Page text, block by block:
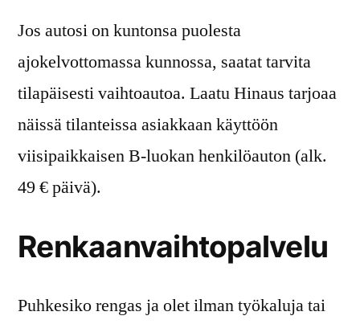
Jos autosi on kuntonsa puolesta
ajokelvottomassa kunnossa, saatat tarvita
tilapäisesti vaihtoautoa. Laatu Hinaus tarjoaa
näissä tilanteissa asiakkaan käyttöön
viisipaikkaisen B-luokan henkilöauton (alk.
49 € päivä).
Renkaanvaihtopalvelu
Puhkesiko rengas ja olet ilman työkaluja tai